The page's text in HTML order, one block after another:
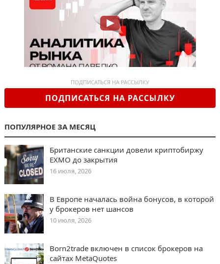
ПОДПИСАТЬСЯ НА РАССЫЛКУ
ПОДПИСАТЬСЯ НА РАССЫЛКУ
ПОПУЛЯРНОЕ ЗА МЕСЯЦ
Британские санкции довели криптобиржу
EXMO до закрытия
16 июля, 2026
В Европе началась война бонусов, в которой
у брокеров нет шансов
10 июля, 2026
Born2trade включен в список брокеров на
сайтах MetaQuotes